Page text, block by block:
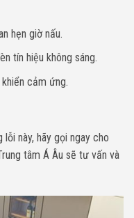
hẹn giờ nấu.
tín hiệu không sáng.
cảm ứng.
này, hãy gọi ngay cho
tâm Á Âu sẽ tư vấn và